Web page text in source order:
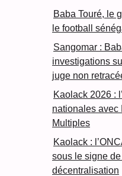
Baba Touré, le
le football
Sangomar :
investigations
juge non
Kaolack 2026 :
nationales avec
Multiples
Kaolack :
sous le signe
décentralisation